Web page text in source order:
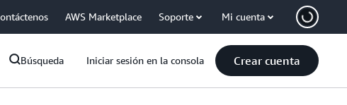
AWS Marketplace Soporte Mi cuenta
Búsqueda Iniciar sesión en la consola Crear cuenta